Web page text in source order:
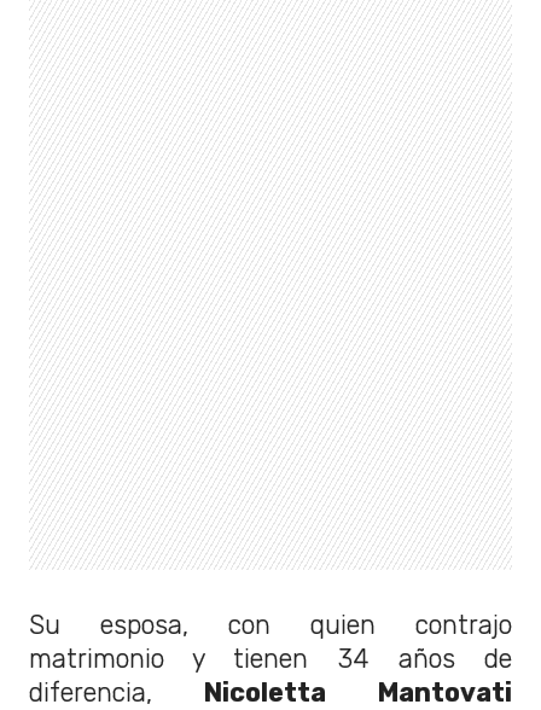
Su esposa, con quien contrajo
matrimonio y tienen 34 años de
diferencia, Nicoletta Mantovati